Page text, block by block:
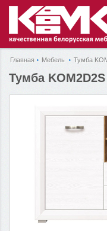
Главная Мебель Тумба
Тумба